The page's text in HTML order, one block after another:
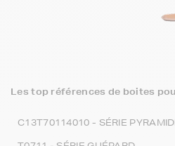
Les top références de boites
C13T70114010 - SÉRIE